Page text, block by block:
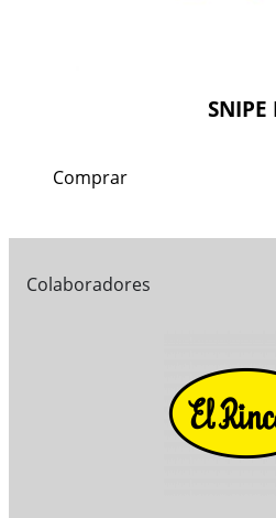
SNIPE
Comprar
Colaboradores